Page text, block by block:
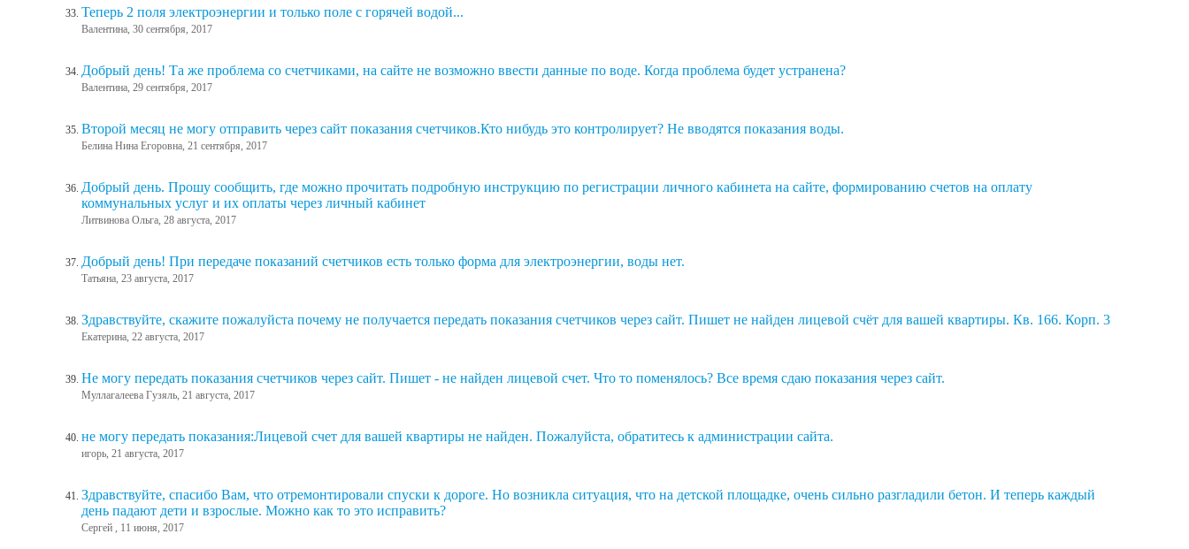
Теперь 2 поля электроэнергии и только поле с горячей водой...
Валентина, 30 сентября, 2017
Добрый день! Та же проблема со счетчиками, на сайте не возможно ввести данные по воде. Когда проблема будет устранена?
Валентина, 29 сентября, 2017
Второй месяц не могу отправить через сайт показания счетчиков.Кто нибудь это контролирует? Не вводятся показания воды.
Белина Нина Егоровна, 21 сентября, 2017
Добрый день. Прошу сообщить, где можно прочитать подробную инструкцию по регистрации личного кабинета на сайте, формированию счетов на оплату
коммунальных услуг и их оплаты через личный кабинет
Литвинова Ольга, 28 августа, 2017
Добрый день! При передаче показаний счетчиков есть только форма для электроэнергии, воды нет.
Татьяна, 23 августа, 2017
Здравствуйте, скажите пожалуйста почему не получается передать показания счетчиков через сайт. Пишет не найден лицевой счёт для вашей квартиры. Кв. 166. Корп. 3
Екатерина, 22 августа, 2017
Не могу передать показания счетчиков через сайт. Пишет - не найден лицевой счет. Что то поменялось? Все время сдаю показания через сайт.
Муллагалеева Гузяль, 21 августа, 2017
не могу передать показания:Лицевой счет для вашей квартиры не найден. Пожалуйста, обратитесь к администрации сайта.
игорь, 21 августа, 2017
Здравствуйте, спасибо Вам, что отремонтировали спуски к дороге. Но возникла ситуация, что на детской площадке, очень сильно разгладили бетон. И теперь каждый
день падают дети и взрослые. Можно как то это исправить?
Сергей , 11 июня, 2017